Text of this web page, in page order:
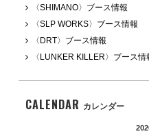
〈SHIMANO〉ブース情報
〈SLP WORKS〉ブース情報
〈DRT〉ブース情報
〈LUNKER KILLER〉ブース情
CALENDAR カレンダー